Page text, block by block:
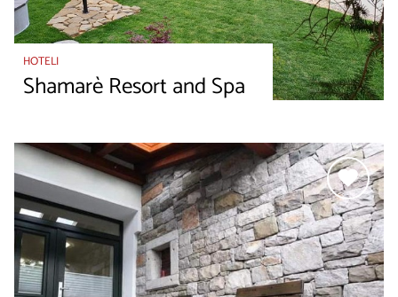
HOTELI
Shamarè Resort and Spa